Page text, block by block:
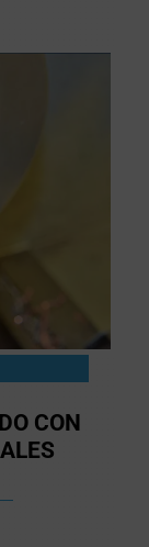
CON